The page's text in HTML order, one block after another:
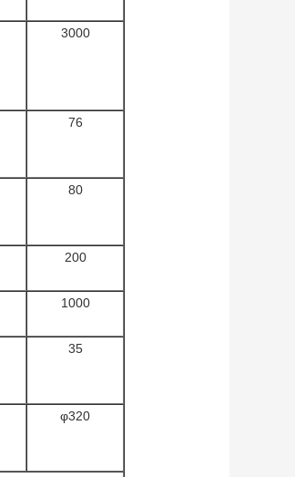
3000
76
80
200
1000
35
φ320